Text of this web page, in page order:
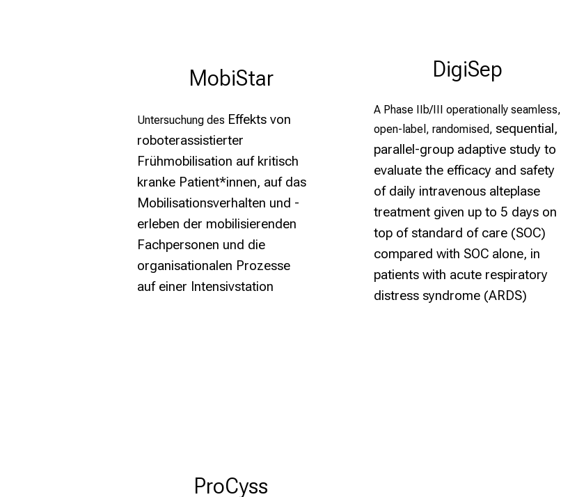
MobiStar
Untersuchung des Effekts von
roboterassistierter
Frühmobilisation auf kritisch
kranke Patient*innen, auf das
Mobilisationsverhalten und -
erleben der mobilisierenden
Fachpersonen und die
organisationalen Prozesse
auf einer Intensivstation
DigiSep
A Phase IIb/III operationally seamless,
open-label, randomised, sequential,
parallel-group adaptive study to
evaluate the efficacy and safety
of daily intravenous alteplase
treatment given up to 5 days on
top of standard of care (SOC)
compared with SOC alone, in
patients with acute respiratory
distress syndrome (ARDS)
ProCyss